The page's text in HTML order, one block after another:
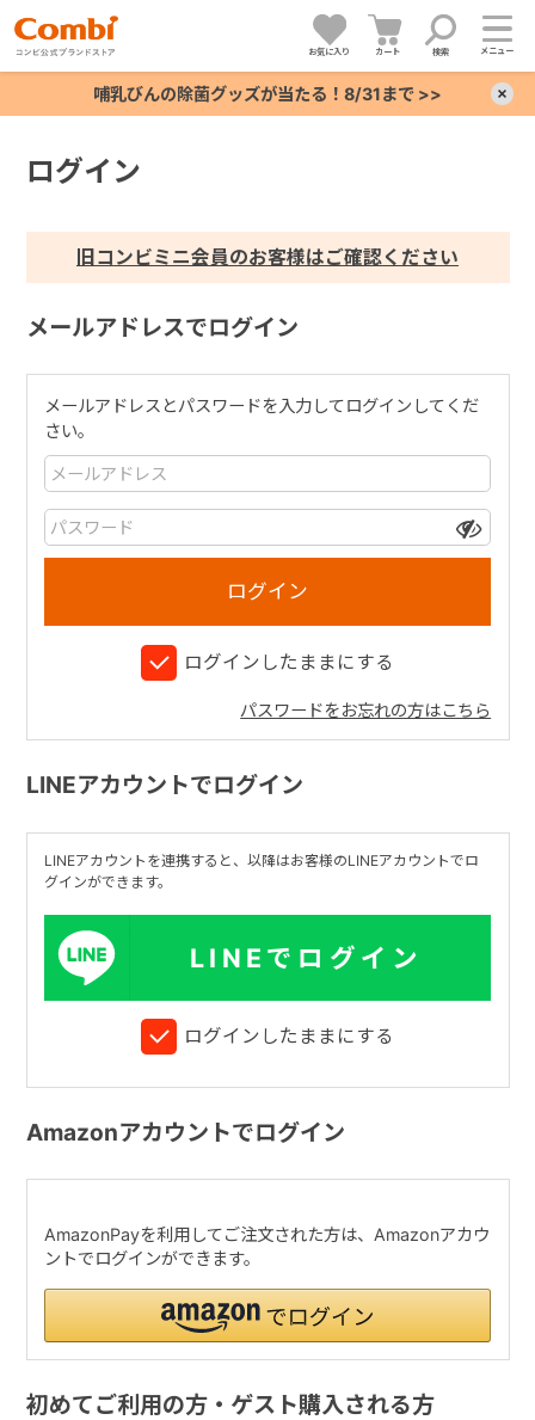
お気に入り カート 検索 メニュー
哺乳びんの除菌グッズが当たる！8/31まで >>
ログイン
旧コンビミニ会員のお客様はご確認ください
メールアドレスでログイン
メールアドレスとパスワードを入力してログインしてくだ
さい。
ログインしたままにする
パスワードをお忘れの方はこちら
LINEアカウントでログイン
LINEアカウントを連携すると、以降はお客様のLINEアカウントでロ
グインができます。
LINEでログイン
ログインしたままにする
Amazonアカウントでログイン
AmazonPayを利用してご注文された方は、Amazonアカウ
ントでログインができます。
初めてご利用の方・ゲスト購入される方